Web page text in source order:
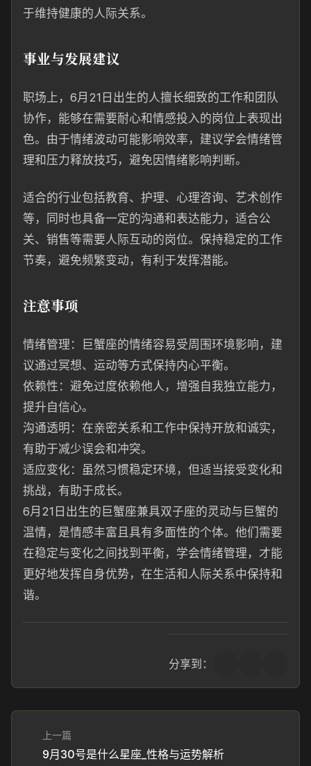
于维持健康的人际关系。
事业与发展建议
职场上，6月21日出生的人擅长细致的工作和团队
协作，能够在需要耐心和情感投入的岗位上表现出
色。由于情绪波动可能影响效率，建议学会情绪管
理和压力释放技巧，避免因情绪影响判断。
适合的行业包括教育、护理、心理咨询、艺术创作
等，同时也具备一定的沟通和表达能力，适合公
关、销售等需要人际互动的岗位。保持稳定的工作
节奏，避免频繁变动，有利于发挥潜能。
注意事项
情绪管理：巨蟹座的情绪容易受周围环境影响，建
议通过冥想、运动等方式保持内心平衡。
依赖性：避免过度依赖他人，增强自我独立能力，
提升自信心。
沟通透明：在亲密关系和工作中保持开放和诚实，
有助于减少误会和冲突。
适应变化：虽然习惯稳定环境，但适当接受变化和
挑战，有助于成长。
6月21日出生的巨蟹座兼具双子座的灵动与巨蟹的
温情，是情感丰富且具有多面性的个体。他们需要
在稳定与变化之间找到平衡，学会情绪管理，才能
更好地发挥自身优势，在生活和人际关系中保持和
谐。
分享到：
上一篇
9月30号是什么星座_性格与运势解析